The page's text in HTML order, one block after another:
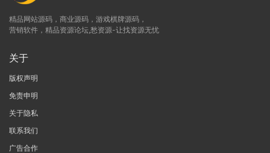
精品网站源码，商业源码，游戏棋牌源码，
营销软件，精品资源论坛,愁资源-让找资源无忧
关于
版权声明
免责申明
关于隐私
联系我们
广告合作